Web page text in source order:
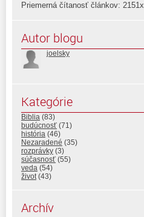
Priemerná čítanosť článkov: 2151x
Autor blogu
joelsky
Kategórie
Biblia (83)
budúcnosť (71)
história (46)
Nezaradené (35)
rozprávky (3)
súčasnosť (55)
veda (54)
život(43)
Archív